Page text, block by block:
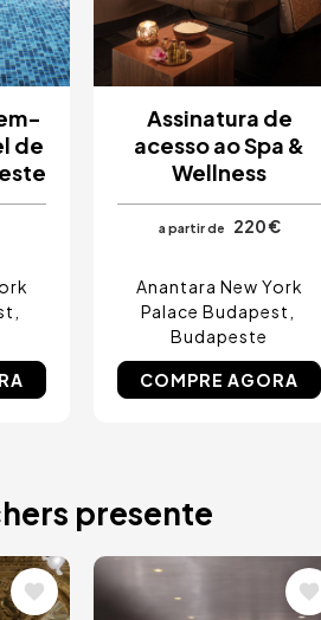
de
Assinatura de
acesso ao Spa &
Wellness
a partir de 220 €
Anantara New York
Palace Budapest
Budapeste
COMPRE AGORA
presente
Imagem